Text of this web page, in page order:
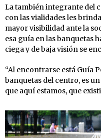
La también integrante del
con las vialidades les
mayor visibilidad ante la
esa guía en las banquetas
ciega y de baja visión se
“Al encontrarse está Guía
banquetas del centro, es
que aquí estamos, que